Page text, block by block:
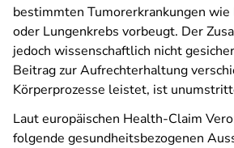
bestimmten Tumorerkrankungen
oder Lungenkrebs vorbeugt. Der
jedoch wissenschaftlich nicht
Beitrag zur Aufrechterhaltung
Körperprozesse leistet, ist
Laut europäischen Health-Claim
folgende gesundheitsbezogenen